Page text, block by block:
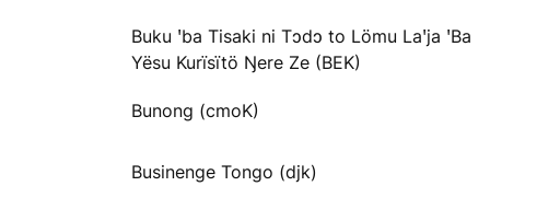
Buku ꞌba Tisaki ni Tɔdɔ to Lömu Laꞌja ꞌBa
Yësu Kurïsïtö Ŋere Ze (BEK)
Bunong (cmoK)
Businenge Tongo (djk)